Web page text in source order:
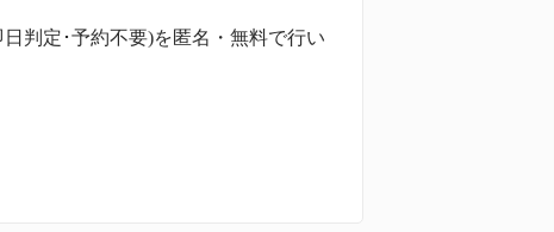
判定･予約不要)を匿名・無料で行い